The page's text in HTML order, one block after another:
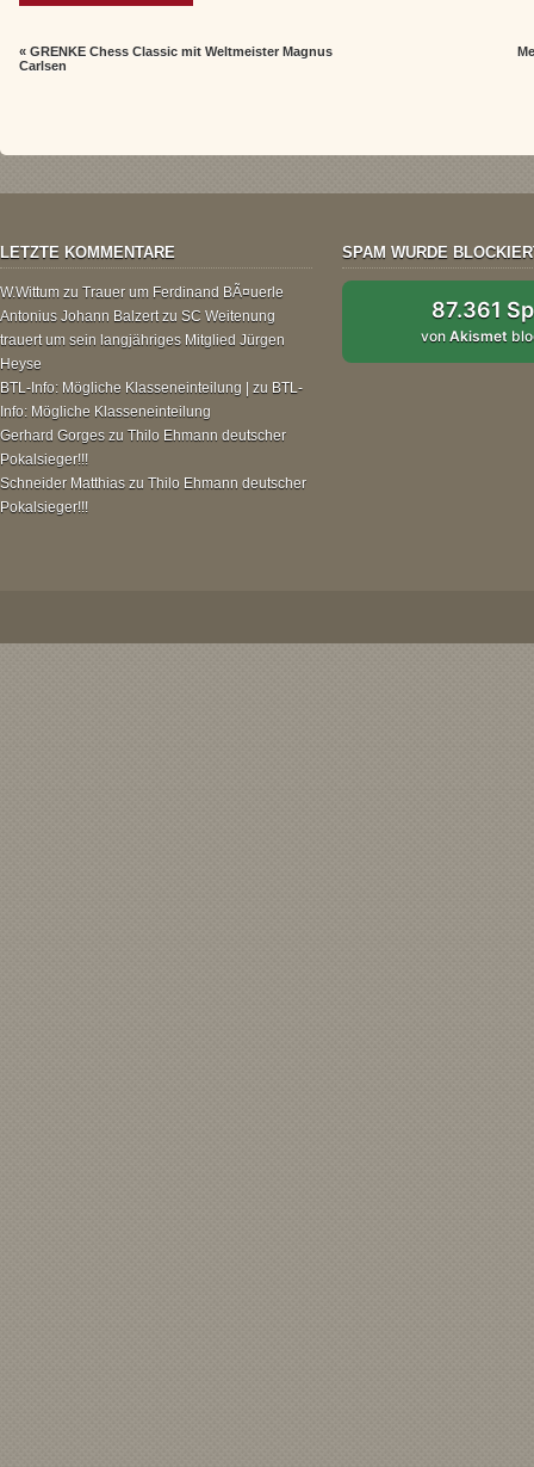
«GRENKE Chess Classic mit Weltmeister Magnus
Carlsen
LETZTE KOMMENTARE
W.Wittum zu Trauer um Ferdinand BÃ¤uerle
Antonius Johann Balzertzu SC Weitenung
trauert um sein langjähriges Mitglied Jürgen
Heyse
BTL-Info: Mögliche Klasseneinteilung |
zu BTL-
Info: Mögliche Klasseneinteilung
Gerhard Gorges zu Thilo Ehmann deutscher
Pokalsieger!!!
Schneider Matthias zu Thilo Ehmann deutscher
Pokalsieger!!!
SPAM WURDE
87.361
vonAkismet